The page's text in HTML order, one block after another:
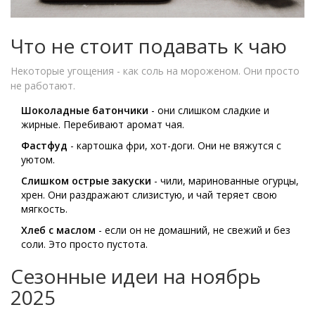
Что не стоит подавать к чаю
Некоторые угощения - как соль на мороженом. Они просто
не работают.
Шоколадные батончики - они слишком сладкие и
жирные. Перебивают аромат чая.
Фастфуд - картошка фри, хот-доги. Они не вяжутся с
уютом.
Слишком острые закуски - чили, маринованные огурцы,
хрен. Они раздражают слизистую, и чай теряет свою
мягкость.
Хлеб с маслом - если он не домашний, не свежий и без
соли. Это просто пустота.
Сезонные идеи на ноябрь
2025